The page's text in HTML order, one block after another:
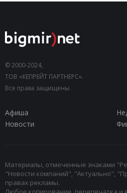
© 2000-2024,
ТОВ «КЕПРЕЙТ ПАРТНЕРС».
Все права защищены.
Афиша
Новости
Материалы, отмеченные знаками
"Новости компаний", "Актуально",
правах рекламы.